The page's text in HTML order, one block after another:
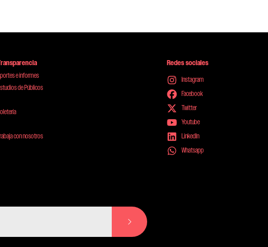
e informes
de Públicos
con nosotros
Redes sociales
Instagram
Facebook
Twitter
Youtube
LinkedIn
Whatsapp